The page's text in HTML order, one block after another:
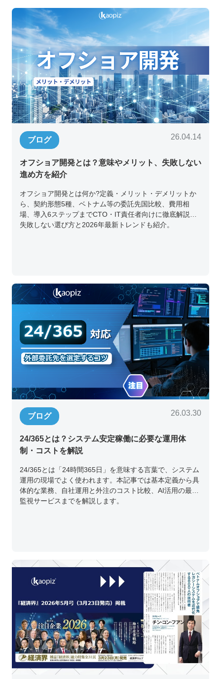
ブログ 26.04.14
オフショア開発とは？意味やメリット、失敗しない
進め方を紹介
オフショア開発とは何か?定義・メリット・デメリットか
ら、契約形態5種、ベトナム等の委託先国比較、費用相
場、導入6ステップまでCTO・IT責任者向けに徹底解説。
失敗しない選び方と2026年最新トレンドも紹介。
ブログ 26.03.30
24/365とは？システム安定稼働に必要な運用体
制・コストを解説
24/365とは「24時間365日」を意味する言葉で、システム
運用の現場でよく使われます。本記事では基本定義から具
体的な業務、自社運用と外注のコスト比較、AI活用の最新
監視サービスまでを解説します。